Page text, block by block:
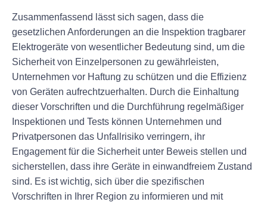
Zusammenfassend lässt sich sagen, dass die
gesetzlichen Anforderungen an die Inspektion tragbarer
Elektrogeräte von wesentlicher Bedeutung sind, um die
Sicherheit von Einzelpersonen zu gewährleisten,
Unternehmen vor Haftung zu schützen und die Effizienz
von Geräten aufrechtzuerhalten. Durch die Einhaltung
dieser Vorschriften und die Durchführung regelmäßiger
Inspektionen und Tests können Unternehmen und
Privatpersonen das Unfallrisiko verringern, ihr
Engagement für die Sicherheit unter Beweis stellen und
sicherstellen, dass ihre Geräte in einwandfreiem Zustand
sind. Es ist wichtig, sich über die spezifischen
Vorschriften in Ihrer Region zu informieren und mit